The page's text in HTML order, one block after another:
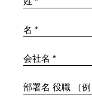
名 *
会社名 *
部署名 役職 （